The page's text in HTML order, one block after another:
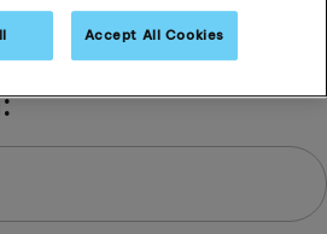
+
Accept All Cookies